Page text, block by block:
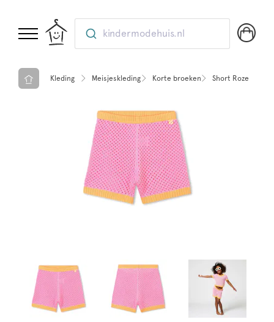
kindermodehuis.nl
Kleding Meisjeskleding Korte broeken Short Roze